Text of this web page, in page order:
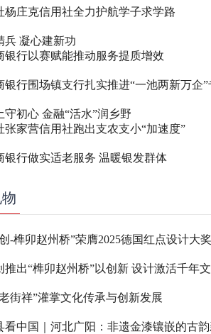
杨庄克信用社全力护航学子求学路
兵 凝心建新功
银行以赛赋能推动服务提质增效
银行围场镇支行扎实推进“一池两新万企
守初心 金融“活水”润乡野
张家营信用社跑出支农支小“加速度”
银行做实适老服务 温暖银发群体
-榫卯赵州桥”荣膺2025德国红点设计大奖
推出“榫卯赵州桥”以创新 设计激活千年
街祥”灌掌文化传承与创新发展
看中国｜河北广阳：非遗金漆镶嵌的古